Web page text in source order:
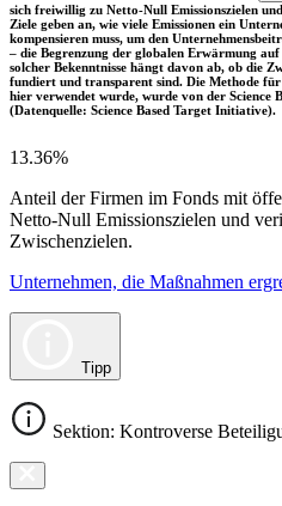
sich freiwillig zu Netto-Null Emissionszielen
Ziele geben an, wie viele Emissionen ein
kompensieren muss, um den
– die Begrenzung der globalen Erwärmung
solcher Bekenntnisse hängt davon ab, ob die
fundiert und transparent sind. Die Methode
hier verwendet wurde, wurde von der Science
(Datenquelle: Science Based Target Initiative).
13.36%
Anteil der Firmen im Fonds mit
Netto-Null Emissionszielen und
Zwischenzielen.
Unternehmen, die Maßnahmen
Tipp
Sektion: Kontroverse